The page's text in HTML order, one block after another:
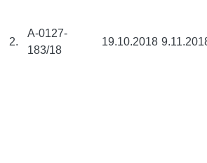
2.
A-0127-
183/18
19.10.2018